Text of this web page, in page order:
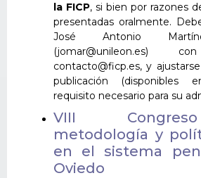
la FICP, si bien por razones
presentadas oralmente.
José Antonio
contacto@ficp.es, y
publicación (disponibles
requisito necesario para su
VIII
metodología y
en el sistema
Oviedo